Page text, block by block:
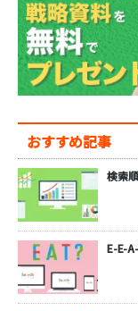
おすすめ記事
検索
E-E-